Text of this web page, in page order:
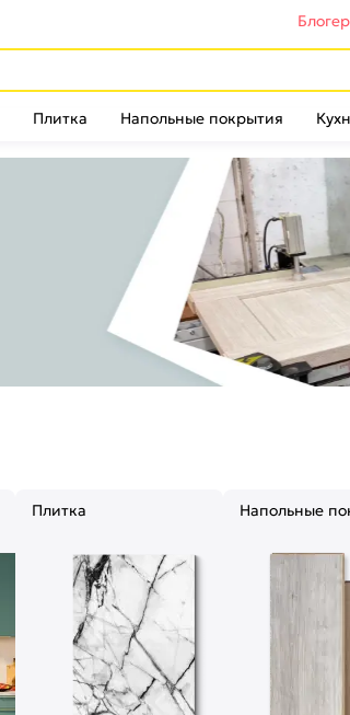
Плитка Напольные покрытия
Плитка Напольные